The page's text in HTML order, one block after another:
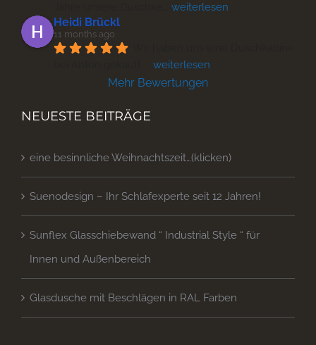
weiterlesen
Heidi Brückl
11 months ago
weiterlesen
Mehr Bewertungen
NEUESTE BEITRÄGE
eine besinnliche Weihnachtszeit…(klicken)
Suenodesign – Ihr Schlafexperte seit 12 Jahren!
Sunflex Glasschiebewand “ Industrial Style “ für
Innen und Außenbereich
Glasdusche mit Beschlägen in RAL Farben